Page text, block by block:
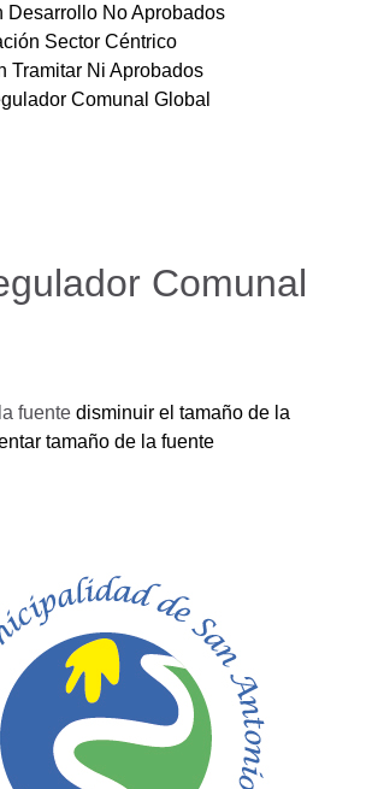
Desarrollo No Aprobados
Sector Céntrico
Tramitar Ni Aprobados
Comunal Global
Comunal
fuente disminuir el tamaño de la
tamaño de la fuente